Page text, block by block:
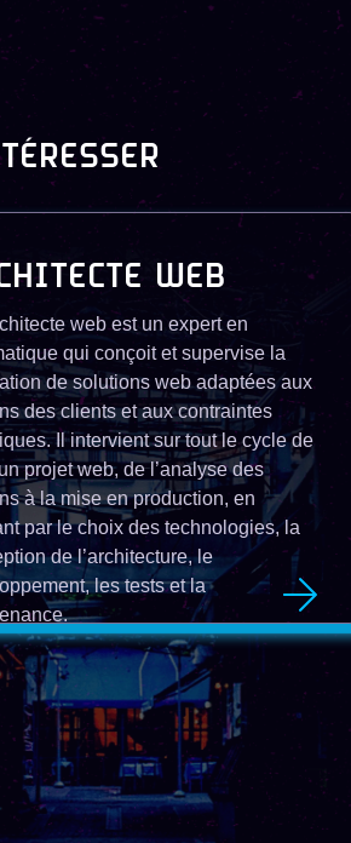
WEB
web est un expert en
qui conçoit et supervise la
de solutions web adaptées aux
des clients et aux contraintes
Il intervient sur tout le cycle de
projet web, de l’analyse des
à la mise en production, en
par le choix des technologies, la
de l’architecture, le
les tests et la